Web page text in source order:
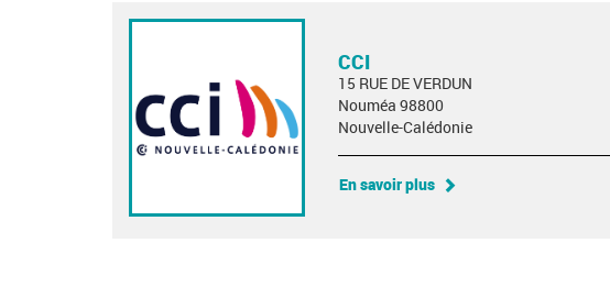
CCI
15 RUE DE VERDUN
Nouméa 98800
Nouvelle-Calédonie
En savoir plus